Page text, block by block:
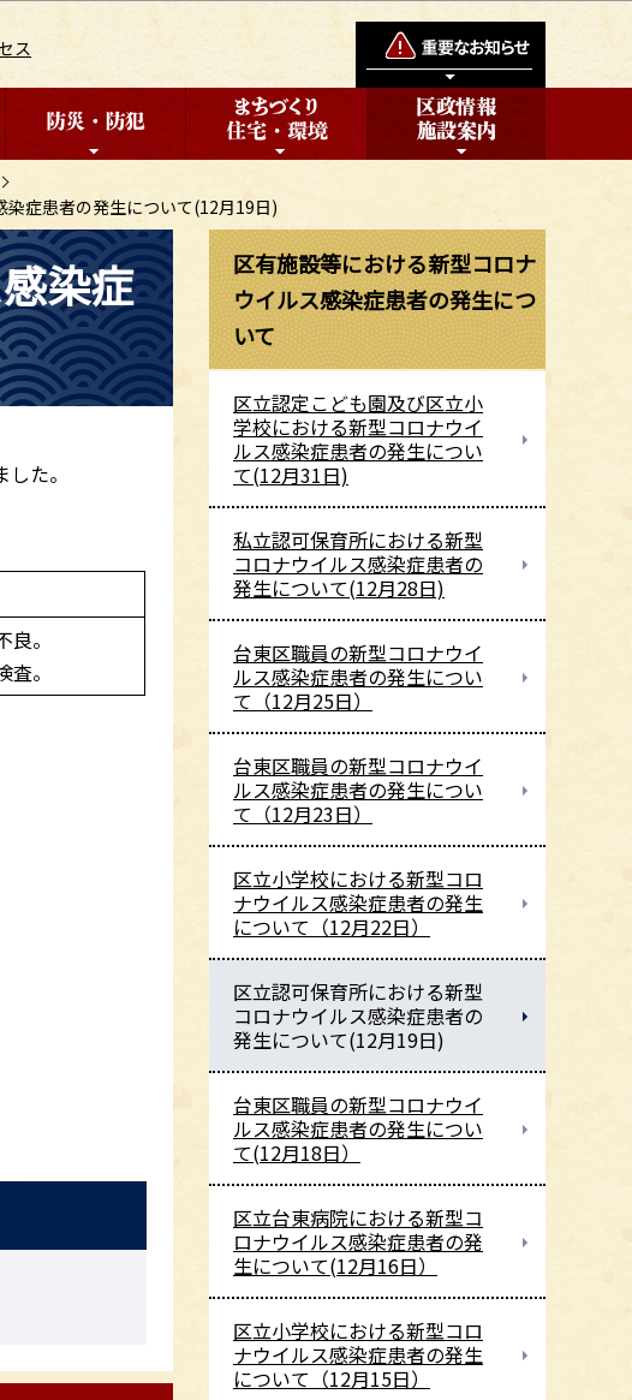
ス
症患者の発生について(12月19日)
染症
た。
。
。
区有施設等における新型コロナ
ウイルス感染症患者の発生につ
いて
区立認定こども園及び区立小
学校における新型コロナウイ
ルス感染症患者の発生につい
て(12月31日)
私立認可保育所における新型
コロナウイルス感染症患者の
発生について(12月28日)
台東区職員の新型コロナウイ
ルス感染症患者の発生につい
て（12月25日）
台東区職員の新型コロナウイ
ルス感染症患者の発生につい
て（12月23日）
区立小学校における新型コロ
ナウイルス感染症患者の発生
について（12月22日）
区立認可保育所における新型
コロナウイルス感染症患者の
発生について(12月19日)
台東区職員の新型コロナウイ
ルス感染症患者の発生につい
て(12月18日）
区立台東病院における新型コ
ロナウイルス感染症患者の発
生について(12月16日）
区立小学校における新型コロ
ナウイルス感染症患者の発生
について（12月15日）